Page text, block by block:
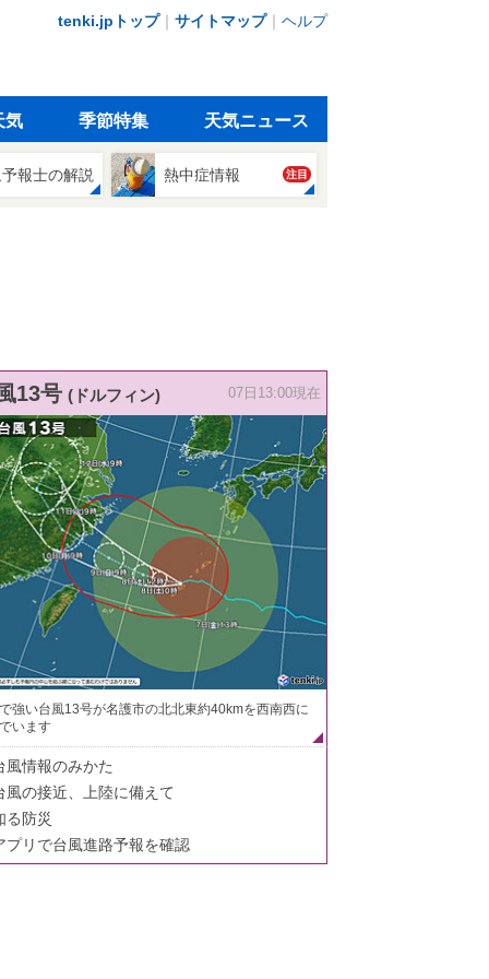
tenki.jpトップ｜ サイトマップ｜ ヘルプ
気 季節特集 天気ニュース
報士の解説 熱中症情報 注目
13号 (ドルフィン) 07日13:00現在
強い台風13号が名護市の北北東約40kmを西南西に
います
風情報のみかた
風の接近、上陸に備えて
る防災
プリで台風進路予報を確認